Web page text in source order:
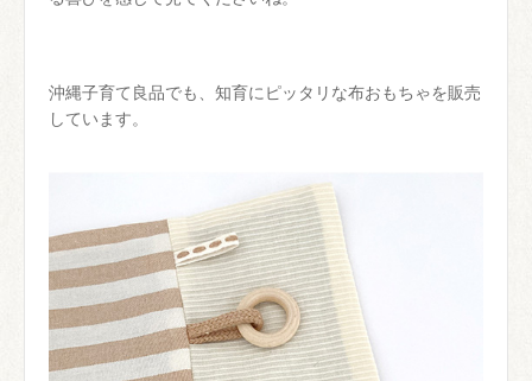
沖縄子育て良品でも、知育にピッタリな布おもちゃを販売
しています。